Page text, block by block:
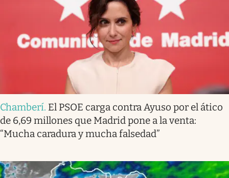
Chamberí. El PSOE carga contra Ayuso por el ático
de 6,69 millones que Madrid pone a la venta:
“Mucha caradura y mucha falsedad”